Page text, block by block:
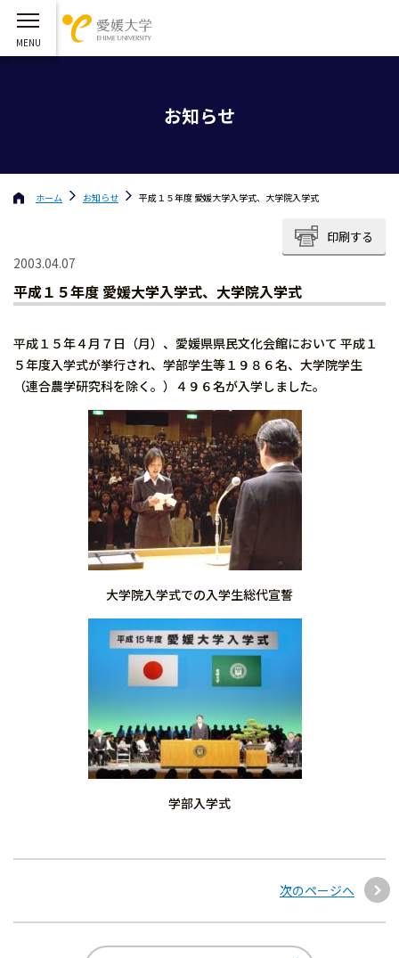
お知らせ
ホーム お知らせ 平成１５年度 愛媛大学入学式、大学院入学式
印刷する
2003.04.07
平成１５年度 愛媛大学入学式、大学院入学式
平成１５年４月７日（月）、愛媛県県民文化会館において 平成１
５年度入学式が挙行され、学部学生等１９８６名、大学院学生
（連合農学研究科を除く。）４９６名が入学しました。
大学院入学式での入学生総代宣誓
学部入学式
次のページへ